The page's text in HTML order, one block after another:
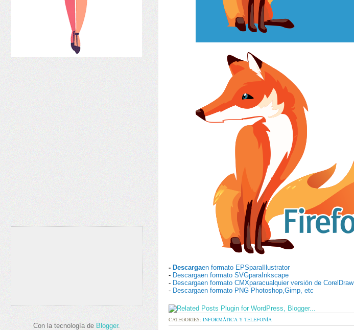
Con la tecnología de Blogger.
- Descargaen formato EPSparaIllustrator
- Descargaen formato SVGparaInkscape
- Descargaen formato CMXparacualquier versión de CorelDraw
- Descargaen formato PNG Photoshop,Gimp, etc
CATEGORIES: INFORMÁTICA Y TELEFONÍA